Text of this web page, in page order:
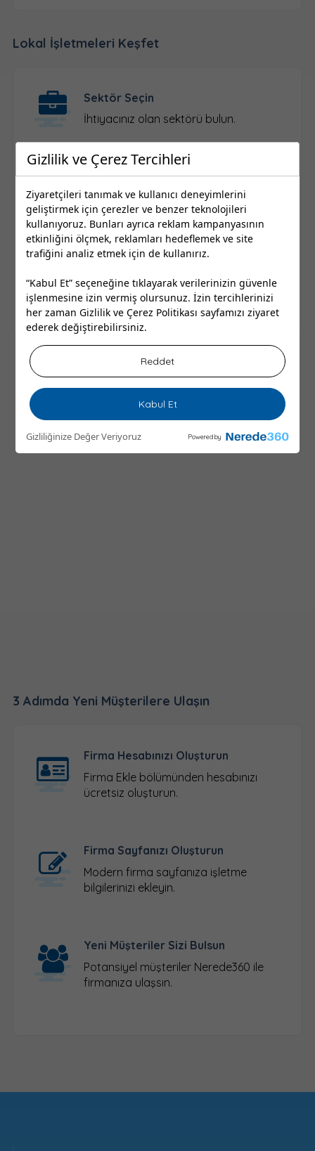
Gizlilik ve Çerez Tercihleri
Ziyaretçileri tanımak ve kullanıcı deneyimlerini
geliştirmek için çerezler ve benzer teknolojileri
kullanıyoruz. Bunları ayrıca reklam kampanyasının
etkinliğini ölçmek, reklamları hedeflemek ve site
trafiğini analiz etmek için de kullanırız.
“Kabul Et” seçeneğine tıklayarak verilerinizin güvenle
işlenmesine izin vermiş olursunuz. İzin tercihlerinizi
her zamanGizlilik ve Çerez Politikası sayfamızı ziyaret
ederek değiştirebilirsiniz.
Reddet
Kabul Et
Gizliliğinize Değer Veriyoruz Powered by
Lokal İşletmeleri Keşfet
Sektör Seçin
İhtiyacınız olan sektörü bulun.
Konum Seçin
İl ve ilçe seçimi yapın.
Firma Seçin
Kayıtlı yerel işletmelere ulaşın.
3 Adımda Yeni Müşterilere Ulaşın
Firma Hesabınızı Oluşturun
Firma Eklebölümünden hesabınızı
ücretsiz oluşturun.
Firma Sayfanızı Oluşturun
Modern firma sayfanıza işletme
bilgilerinizi ekleyin.
Yeni Müşteriler Sizi Bulsun
Potansiyel müşteriler Nerede360 ile
firmanıza ulaşsın.